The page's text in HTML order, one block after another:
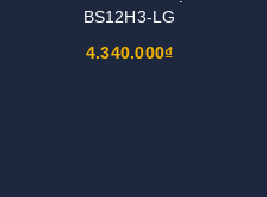
BS12H3-LG
4.340.000₫